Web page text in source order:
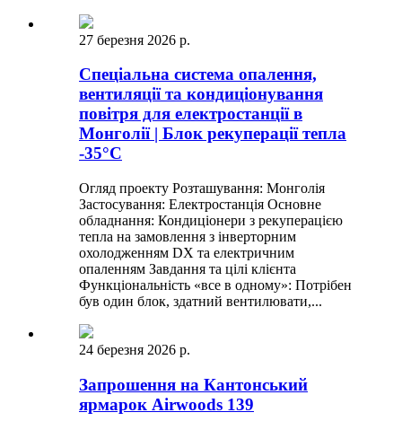
27 березня 2026 р.
Спеціальна система опалення,
вентиляції та кондиціонування
повітря для електростанції в
Монголії | Блок рекуперації тепла
-35°C
Огляд проекту Розташування: Монголія
Застосування: Електростанція Основне
обладнання: Кондиціонери з рекуперацією
тепла на замовлення з інверторним
охолодженням DX та електричним
опаленням Завдання та цілі клієнта
Функціональність «все в одному»: Потрібен
був один блок, здатний вентилювати,...
24 березня 2026 р.
Запрошення на Кантонський
ярмарок Airwoods 139